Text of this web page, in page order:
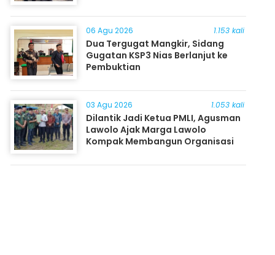
06 Agu 2026 1.153 kali
Dua Tergugat Mangkir, Sidang
Gugatan KSP3 Nias Berlanjut ke
Pembuktian
03 Agu 2026 1.053 kali
Dilantik Jadi Ketua PMLI, Agusman
Lawolo Ajak Marga Lawolo
Kompak Membangun Organisasi